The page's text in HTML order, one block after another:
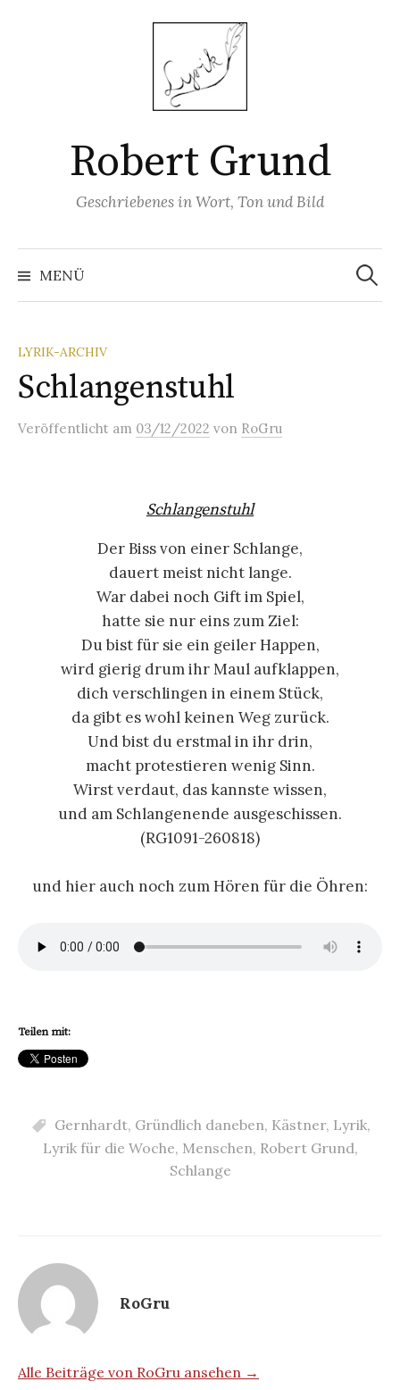
Robert Grund
Geschriebenes in Wort, Ton und Bild
MENÜ
Suchen
nach:
LYRIK-ARCHIV
Schlangenstuhl
Veröffentlicht am 03/12/2022 von RoGru
Schlangenstuhl
Der Biss von einer Schlange,
dauert meist nicht lange.
War dabei noch Gift im Spiel,
hatte sie nur eins zum Ziel:
Du bist für sie ein geiler Happen,
wird gierig drum ihr Maul aufklappen,
dich verschlingen in einem Stück,
da gibt es wohl keinen Weg zurück.
Und bist du erstmal in ihr drin,
macht protestieren wenig Sinn.
Wirst verdaut, das kannste wissen,
und am Schlangenende ausgeschissen.
(RG1091-260818)
und hier auch noch zum Hören für die Öhren:
Teilen mit:
Gernhardt, Gründlich daneben, Kästner, Lyrik,
Lyrik für die Woche, Menschen, Robert Grund,
Schlange
RoGru
Alle Beiträge von RoGru ansehen →